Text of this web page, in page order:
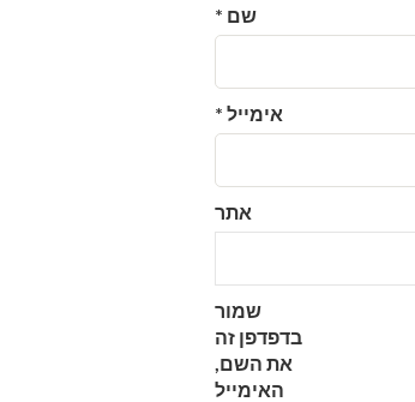
שם *
אימייל *
אתר
שמור
בדפדפן זה
את השם,
האימייל